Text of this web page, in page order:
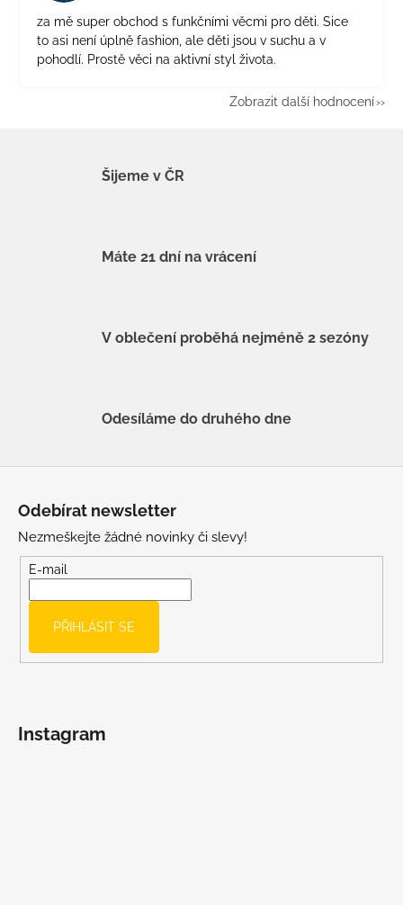
za mě super obchod s funkčními věcmi pro děti. Sice
to asi není úplně fashion, ale děti jsou v suchu a v
pohodlí. Prostě věci na aktivní styl života.
Zobrazit další hodnocení
Šijeme v ČR
Máte 21 dní na vrácení
V oblečení proběhá nejméně 2 sezóny
Odesíláme do druhého dne
Odebírat newsletter
Nezmeškejte žádné novinky či slevy!
E-mail
PŘIHLÁSIT SE
Instagram